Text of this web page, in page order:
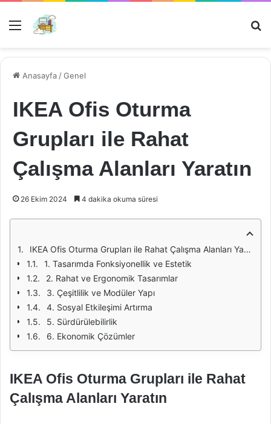
Menü
Anasayfa /Genel
IKEA Ofis Oturma
Grupları ile Rahat
Çalışma Alanları Yaratın
26 Ekim 2024 4 dakika okuma süresi
IKEA Ofis Oturma Grupları ile Rahat Çalışma Alanları Yaratın
1. Tasarımda Fonksiyonellik ve Estetik
2. Rahat ve Ergonomik Tasarımlar
3. Çeşitlilik ve Modüler Yapı
4. Sosyal Etkileşimi Artırma
5. Sürdürülebilirlik
6. Ekonomik Çözümler
IKEA Ofis Oturma Grupları ile Rahat
Çalışma Alanları Yaratın